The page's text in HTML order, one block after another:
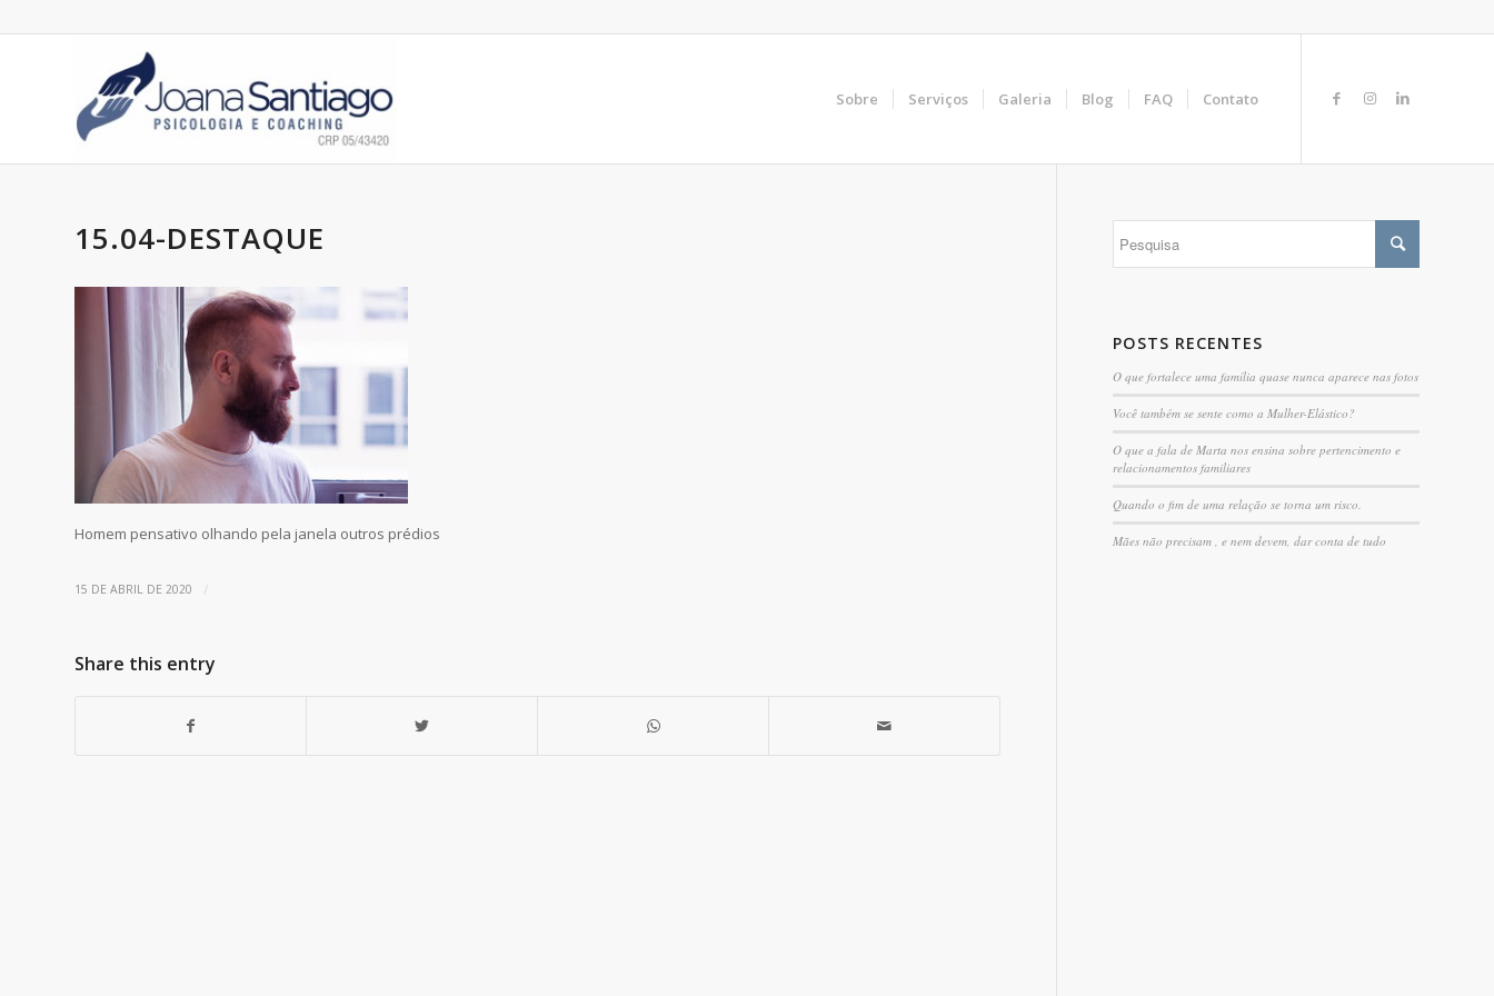
Sobre Serviços Galeria Blog FAQ Contato
15.04-DESTAQUE
Homem pensativo olhando pela janela outros prédios
15 DE ABRIL DE 2020 /
Share this entry
POSTS RECENTES
O que fortalece uma família quase nunca aparece nas fotos
Você também se sente como a Mulher-Elástico?
O que a fala de Marta nos ensina sobre pertencimento e
relacionamentos familiares
Quando o fim de uma relação se torna um risco.
Mães não precisam , e nem devem, dar conta de tudo